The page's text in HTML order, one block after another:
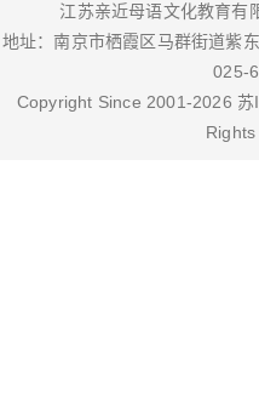
江苏亲近母语文化教育有
地址：南京市栖霞区马群街道紫
025-
Copyright Since 2001-2026 苏